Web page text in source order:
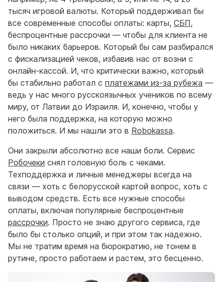
тысяч игровой валюты. Который поддерживал бы
все современные способы оплаты: карты, СБП,
беспроцентные рассрочки — чтобы для клиента не
было никаких барьеров. Который бы сам разбирался
с фискализацией чеков, избавив нас от возни с
онлайн-кассой. И, что критически важно, который
бы стабильно работал с платежами из-за рубежа —
ведь у нас много русскоязычных учеников по всему
миру, от Латвии до Израиля. И, конечно, чтобы у
него была поддержка, на которую можно
положиться. И мы нашли это в Robokassa.
Они закрыли абсолютно все наши боли. Сервис
Робочеки снял головную боль с чеками.
Техподдержка и личные менеджеры всегда на
связи — хоть с белорусской картой вопрос, хоть с
выводом средств. Есть все нужные способы
оплаты, включая популярные беспроцентные
рассрочки. Просто не знаю другого сервиса, где
было бы столько опций, и при этом так надежно.
Мы не тратим время на бюрократию, не тонем в
рутине, просто работаем и растем, это бесценно.